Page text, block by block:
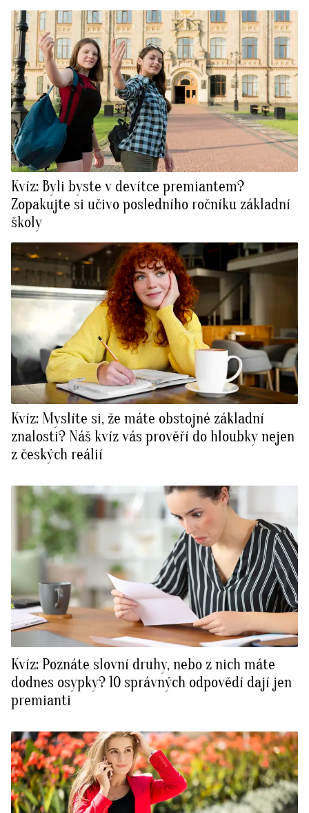
Kvíz: Byli byste v devítce premiantem?
Zopakujte si učivo posledního ročníku základní
školy
Kvíz: Myslíte si, že máte obstojné základní
znalosti? Náš kvíz vás prověří do hloubky nejen
z českých reálií
Kvíz: Poznáte slovní druhy, nebo z nich máte
dodnes osypky? 10 správných odpovědí dají jen
premianti